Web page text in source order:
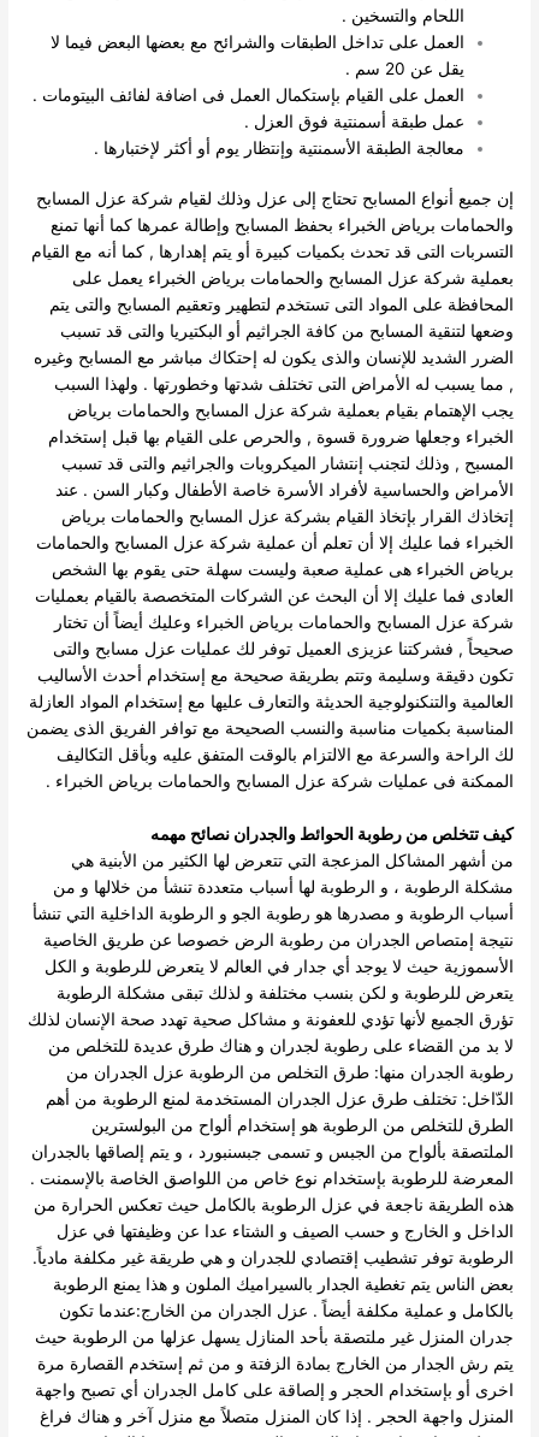
اللحام والتسخين .
العمل على تداخل الطبقات والشرائح مع بعضها البعض فيما لا
يقل عن 20 سم .
العمل على القيام بإستكمال العمل فى اضافة لفائف البيتومات .
عمل طبقة أسمنتية فوق العزل .
معالجة الطبقة الأسمنتية وإنتظار يوم أو أكثر لإختبارها .
إن جميع أنواع المسابح تحتاج إلى عزل وذلك لقيام شركة عزل المسابح
والحمامات برياض الخبراء بحفظ المسابح وإطالة عمرها كما أنها تمنع
التسربات التى قد تحدث بكميات كبيرة أو يتم إهدارها , كما أنه مع القيام
بعملية شركة عزل المسابح والحمامات برياض الخبراء يعمل على
المحافظة على المواد التى تستخدم لتطهير وتعقيم المسابح والتى يتم
وضعها لتنقية المسابح من كافة الجراثيم أو البكتيريا والتى قد تسبب
الضرر الشديد للإنسان والذى يكون له إحتكاك مباشر مع المسابح وغيره
, مما يسبب له الأمراض التى تختلف شدتها وخطورتها . ولهذا السبب
يجب الإهتمام بقيام بعملية شركة عزل المسابح والحمامات برياض
الخبراء وجعلها ضرورة قسوة , والحرص على القيام بها قبل إستخدام
المسبح , وذلك لتجنب إنتشار الميكروبات والجراثيم والتى قد تسبب
الأمراض والحساسية لأفراد الأسرة خاصة الأطفال وكبار السن . عند
إتخاذك القرار بإتخاذ القيام بشركة عزل المسابح والحمامات برياض
الخبراء فما عليك إلا أن تعلم أن عملية شركة عزل المسابح والحمامات
برياض الخبراء هى عملية صعبة وليست سهلة حتى يقوم بها الشخص
العادى فما عليك إلا أن البحث عن الشركات المتخصصة بالقيام بعمليات
شركة عزل المسابح والحمامات برياض الخبراء وعليك أيضاً أن تختار
صحيحاً , فشركتنا عزيزى العميل توفر لك عمليات عزل مسابح والتى
تكون دقيقة وسليمة وتتم بطريقة صحيحة مع إستخدام أحدث الأساليب
العالمية والتنكنولوجية الحديثة والتعارف عليها مع إستخدام المواد العازلة
المناسبة بكميات مناسبة والنسب الصحيحة مع توافر الفريق الذى يضمن
لك الراحة والسرعة مع الالتزام بالوقت المتفق عليه وبأقل التكاليف
الممكنة فى عمليات شركة عزل المسابح والحمامات برياض الخبراء .
كيف تتخلص من رطوبة الحوائط والجدران نصائح مهمه
من أشهر المشاكل المزعجة التي تتعرض لها الكثير من الأبنية هي
مشكلة الرطوبة ، و الرطوبة لها أسباب متعددة تنشأ من خلالها و من
أسباب الرطوبة و مصدرها هو رطوبة الجو و الرطوبة الداخلية التي تنشأ
نتيجة إمتصاص الجدران من رطوبة الرض خصوصا عن طريق الخاصية
الأسموزية حيث لا يوجد أي جدار في العالم لا يتعرض للرطوبة و الكل
يتعرض للرطوبة و لكن بنسب مختلفة و لذلك تبقى مشكلة الرطوبة
تؤرق الجميع لأنها تؤدي للعفونة و مشاكل صحية تهدد صحة الإنسان لذلك
لا بد من القضاء على رطوبة لجدران و هناك طرق عديدة للتخلص من
رطوبة الجدران منها: طرق التخلص من الرطوبة عزل الجدران من
الدّاخل: تختلف طرق عزل الجدران المستخدمة لمنع الرطوبة من أهم
الطرق للتخلص من الرطوبة هو إستخدام ألواح من البولسترين
الملتصقة بألواح من الجبس و تسمى جبسنبورد ، و يتم إلصاقها بالجدران
المعرضة للرطوبة بإستخدام نوع خاص من اللواصق الخاصة بالإسمنت .
هذه الطريقة ناجعة في عزل الرطوبة بالكامل حيث تعكس الحرارة من
الداخل و الخارج و حسب الصيف و الشتاء عدا عن وظيفتها في عزل
الرطوبة توفر تشطيب إقتصادي للجدران و هي طريقة غير مكلفة مادياً.
بعض الناس يتم تغطية الجدار بالسيراميك الملون و هذا يمنع الرطوبة
بالكامل و عملية مكلفة أيضاً . عزل الجدران من الخارج:عندما تكون
جدران المنزل غير ملتصقة بأحد المنازل يسهل عزلها من الرطوبة حيث
يتم رش الجدار من الخارج بمادة الزفتة و من ثم إستخدم القصارة مرة
اخرى أو بإستخدام الحجر و إلصاقة على كامل الجدران أي تصبح واجهة
المنزل واجهة الحجر . إذا كان المنزل متصلاً مع منزل آخر و هناك فراغ